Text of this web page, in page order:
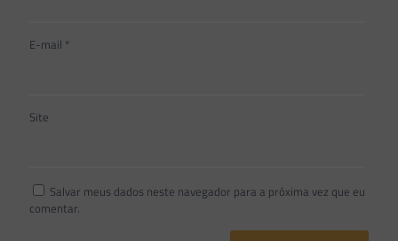
E-mail *
Site
Salvar meus dados neste navegador para a próxima vez que eu
comentar.